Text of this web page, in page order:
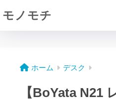
モノモチ
ホーム デスク
【BoYata N21